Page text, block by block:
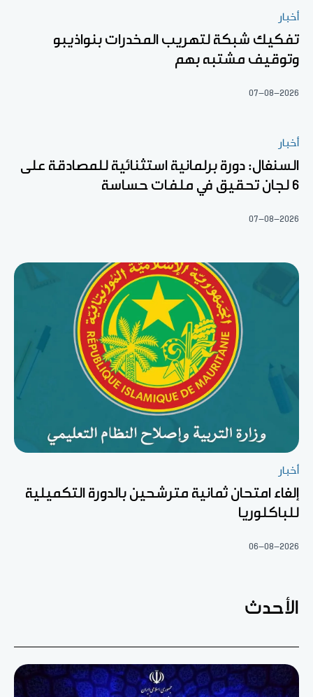
أخبار
تفكيك شبكة لتهريب المخدرات بنواذيبو
وتوقيف مشتبه بهم
07-08-2026
أخبار
السنغال: دورة برلمانية استثنائية للمصادقة على
6 لجان تحقيق في ملفات حساسة
07-08-2026
أخبار
إلغاء امتحان ثمانية مترشحين بالدورة التكميلية
للباكلوريا
06-08-2026
الأحدث